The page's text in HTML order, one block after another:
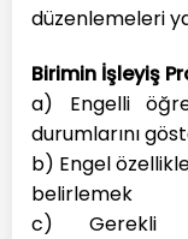
düzenlemeleri
Birimin İşleyiş
a) Engelli
durumlarını
b) Engel
belirlemek
c) Gerekli